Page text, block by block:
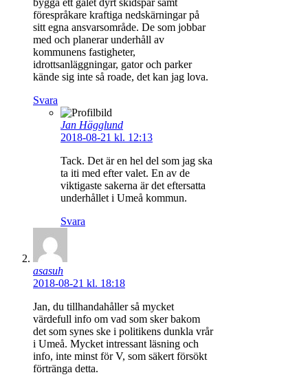
förespråkare kraftiga nedskärningar på
sitt egna ansvarsområde. De som jobbar
med och planerar underhåll av
kommunens fastigheter,
idrottsanläggningar, gator och parker
kände sig inte så roade, det kan jag lova.
Svara
Jan Hägglund
2018-08-21 kl. 12:13
Tack. Det är en hel del som jag ska
ta iti med efter valet. En av de
viktigaste sakerna är det eftersatta
underhållet i Umeå kommun.
Svara
asasuh
2018-08-21 kl. 18:18
Jan, du tillhandahåller så mycket
värdefull info om vad som sker bakom
det som synes ske i politikens dunkla vrår
i Umeå. Mycket intressant läsning och
info, inte minst för V, som säkert försökt
förtränga detta.